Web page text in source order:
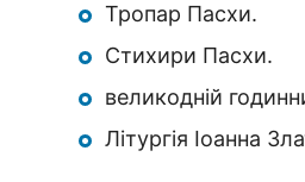
Тропар Пасхи.
Стихири Пасхи.
великодній
Літургія Іоанна